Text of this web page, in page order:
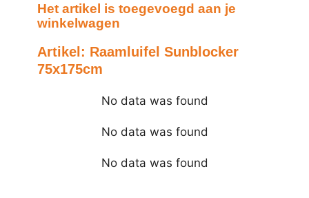
Het artikel is toegevoegd aan je
winkelwagen
Artikel: Raamluifel Sunblocker
75x175cm
No data was found
No data was found
No data was found